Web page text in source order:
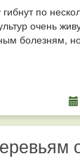
по
очень
болезням,